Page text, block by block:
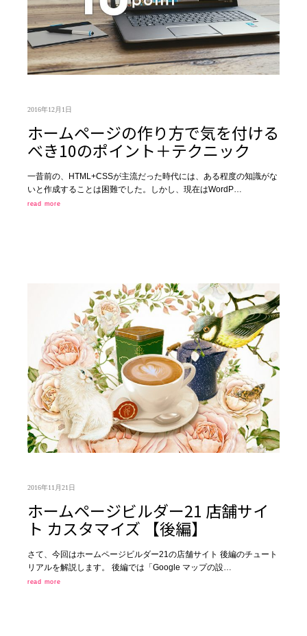
2016年12月1日
ホームページの作り方で気を付ける
べき10のポイント＋テクニック
一昔前の、HTML+CSSが主流だった時代には、ある程度の知識がな
いと作成することは困難でした。しかし、現在はWordP…
read more
2016年11月21日
ホームページビルダー21 店舗サイ
ト カスタマイズ 【後編】
さて、今回はホームページビルダー21の店舗サイト 後編のチュート
リアルを解説します。 後編では「Google マップの設…
read more